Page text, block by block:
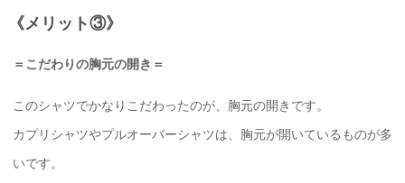
《メリット③》
＝こだわりの胸元の開き＝
このシャツでかなりこだわったのが、胸元の開きです。
カプリシャツやプルオーバーシャツは、胸元が開いているものが多
いです。